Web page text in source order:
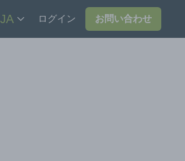
JA ログイン お問い合わせ